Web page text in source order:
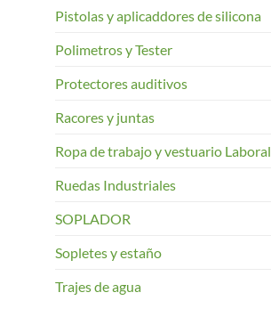
Pistolas y aplicaddores de silicona
Polimetros y Tester
Protectores auditivos
Racores y juntas
Ropa de trabajo y vestuario Laboral
Ruedas Industriales
SOPLADOR
Sopletes y estaño
Trajes de agua